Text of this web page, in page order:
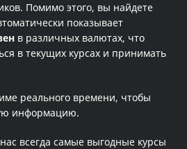
Помимо этого, вы найдете
показывает
в различных валютах, что
в текущих курсах и принимать
реального времени, чтобы
информацию.
всегда самые выгодные курсы